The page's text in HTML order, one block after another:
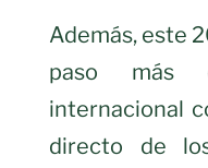
Además, este
paso más
internacional
directo de